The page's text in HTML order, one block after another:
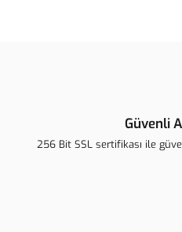
Ürün açıklamasında eksik bilgiler
Güvenli
256 Bit SSL sertifikası ile